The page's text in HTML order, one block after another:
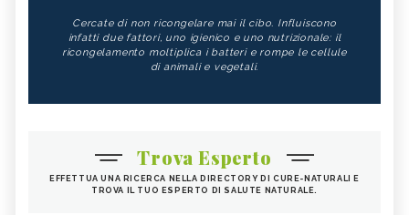
Cercate di non ricongelare mai il cibo. Influiscono
infatti due fattori, uno igienico e uno nutrizionale: il
ricongelamento moltiplica i batteri e rompe le cellule
di animali e vegetali.
Trova Esperto
EFFETTUA UNA RICERCA NELLA DIRECTORY DI CURE-NATURALI E
TROVA IL TUO ESPERTO DI SALUTE NATURALE.